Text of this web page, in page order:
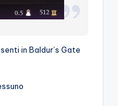
in Baldur’s Gate